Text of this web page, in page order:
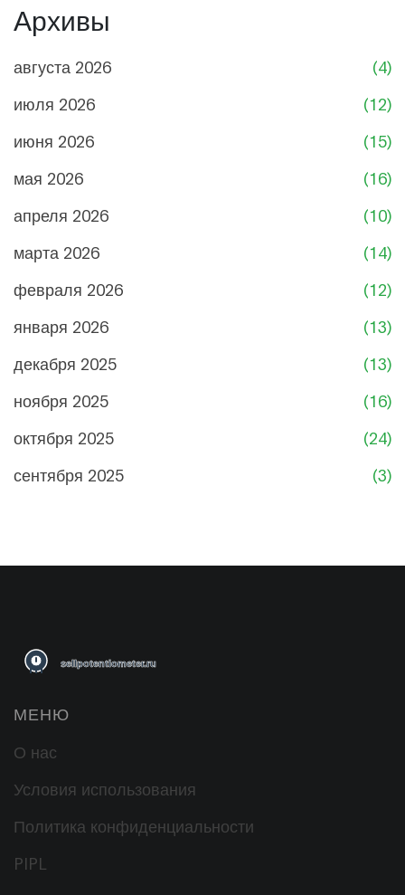
Архивы
августа 2026
(4)
июля 2026
(12)
июня 2026
(15)
мая 2026
(16)
апреля 2026
(10)
марта 2026
(14)
февраля 2026
(12)
января 2026
(13)
декабря 2025
(13)
ноября 2025
(16)
октября 2025
(24)
сентября 2025
(3)
МЕНЮ
О нас
Условия использования
Политика конфиденциальности
PIPL